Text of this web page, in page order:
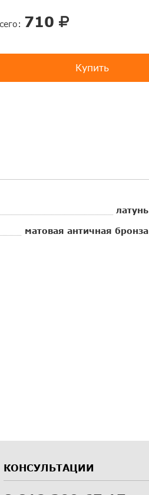
710
Купить
латунь
матовая античная бронза
КОНСУЛЬТАЦИИ